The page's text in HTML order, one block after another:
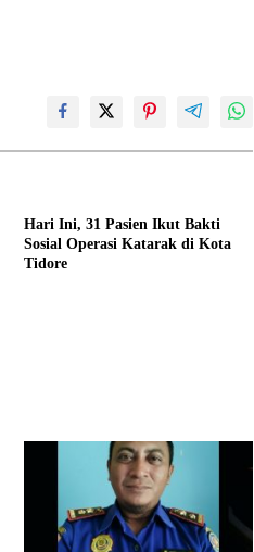
Hari Ini, 31 Pasien Ikut Bakti
Sosial Operasi Katarak di Kota
Tidore